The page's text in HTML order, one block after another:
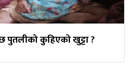
कुहिएको खुट्टा ?